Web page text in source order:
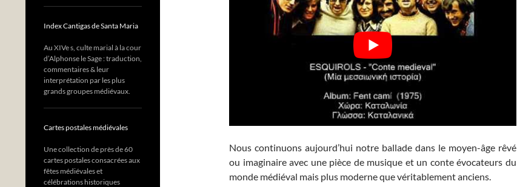
Nous continuons aujourd’hui notre ballade dans le moyen-âge rêvé
ou imaginaire avec une pièce de musique et un conte évocateurs du
monde médiéval mais plus moderne que véritablement anciens.
Index Cantigas de Santa Maria
Au XIVe s, culte marial à la cour
d’Alphonse le Sage : traduction,
commentaires & leur
interprétation par les plus
grands groupes médiévaux.
Cartes postales médiévales
Une collection de près de 60
cartes postales consacrées aux
fêtes médiévales et
célébrations historiques